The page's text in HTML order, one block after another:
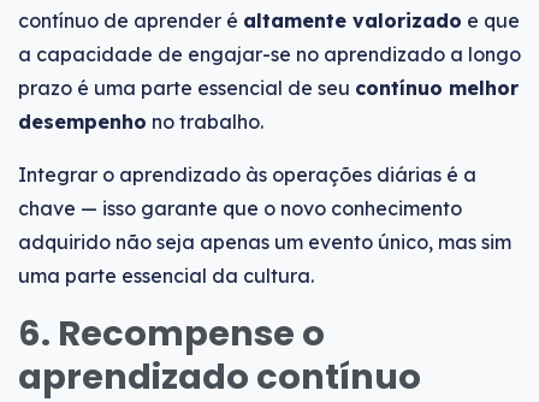
contínuo de aprender é altamente valorizado e que
a capacidade de engajar-se no aprendizado a longo
prazo é uma parte essencial de seu contínuo melhor
desempenho no trabalho.
Integrar o aprendizado às operações diárias é a
chave — isso garante que o novo conhecimento
adquirido não seja apenas um evento único, mas sim
uma parte essencial da cultura.
6. Recompense o
aprendizado contínuo